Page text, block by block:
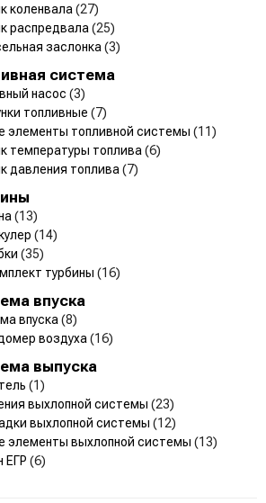
коленвала (27)
распредвала (25)
заслонка (3)
система
насос (3)
топливные (7)
элементы топливной системы (11)
температуры топлива (6)
давления топлива (7)
(13)
(14)
(35)
турбины (16)
впуска
впуска (8)
воздуха (16)
выпуска
(1)
выхлопной системы (23)
выхлопной системы (12)
элементы выхлопной системы (13)
ЕГР (6)